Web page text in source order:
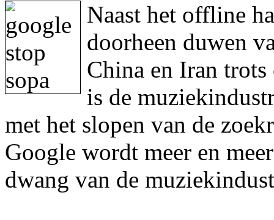
Naast het offline
doorheen duwen
China en Iran
is de
met het slopen van de
Google wordt meer en
dwang van de